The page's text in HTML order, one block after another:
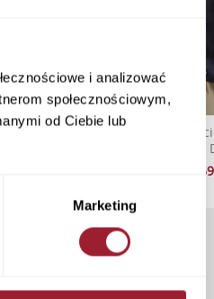
i analizować
społecznościowym,
od Ciebie lub
Marketing
KHAKI
T-shirt męski